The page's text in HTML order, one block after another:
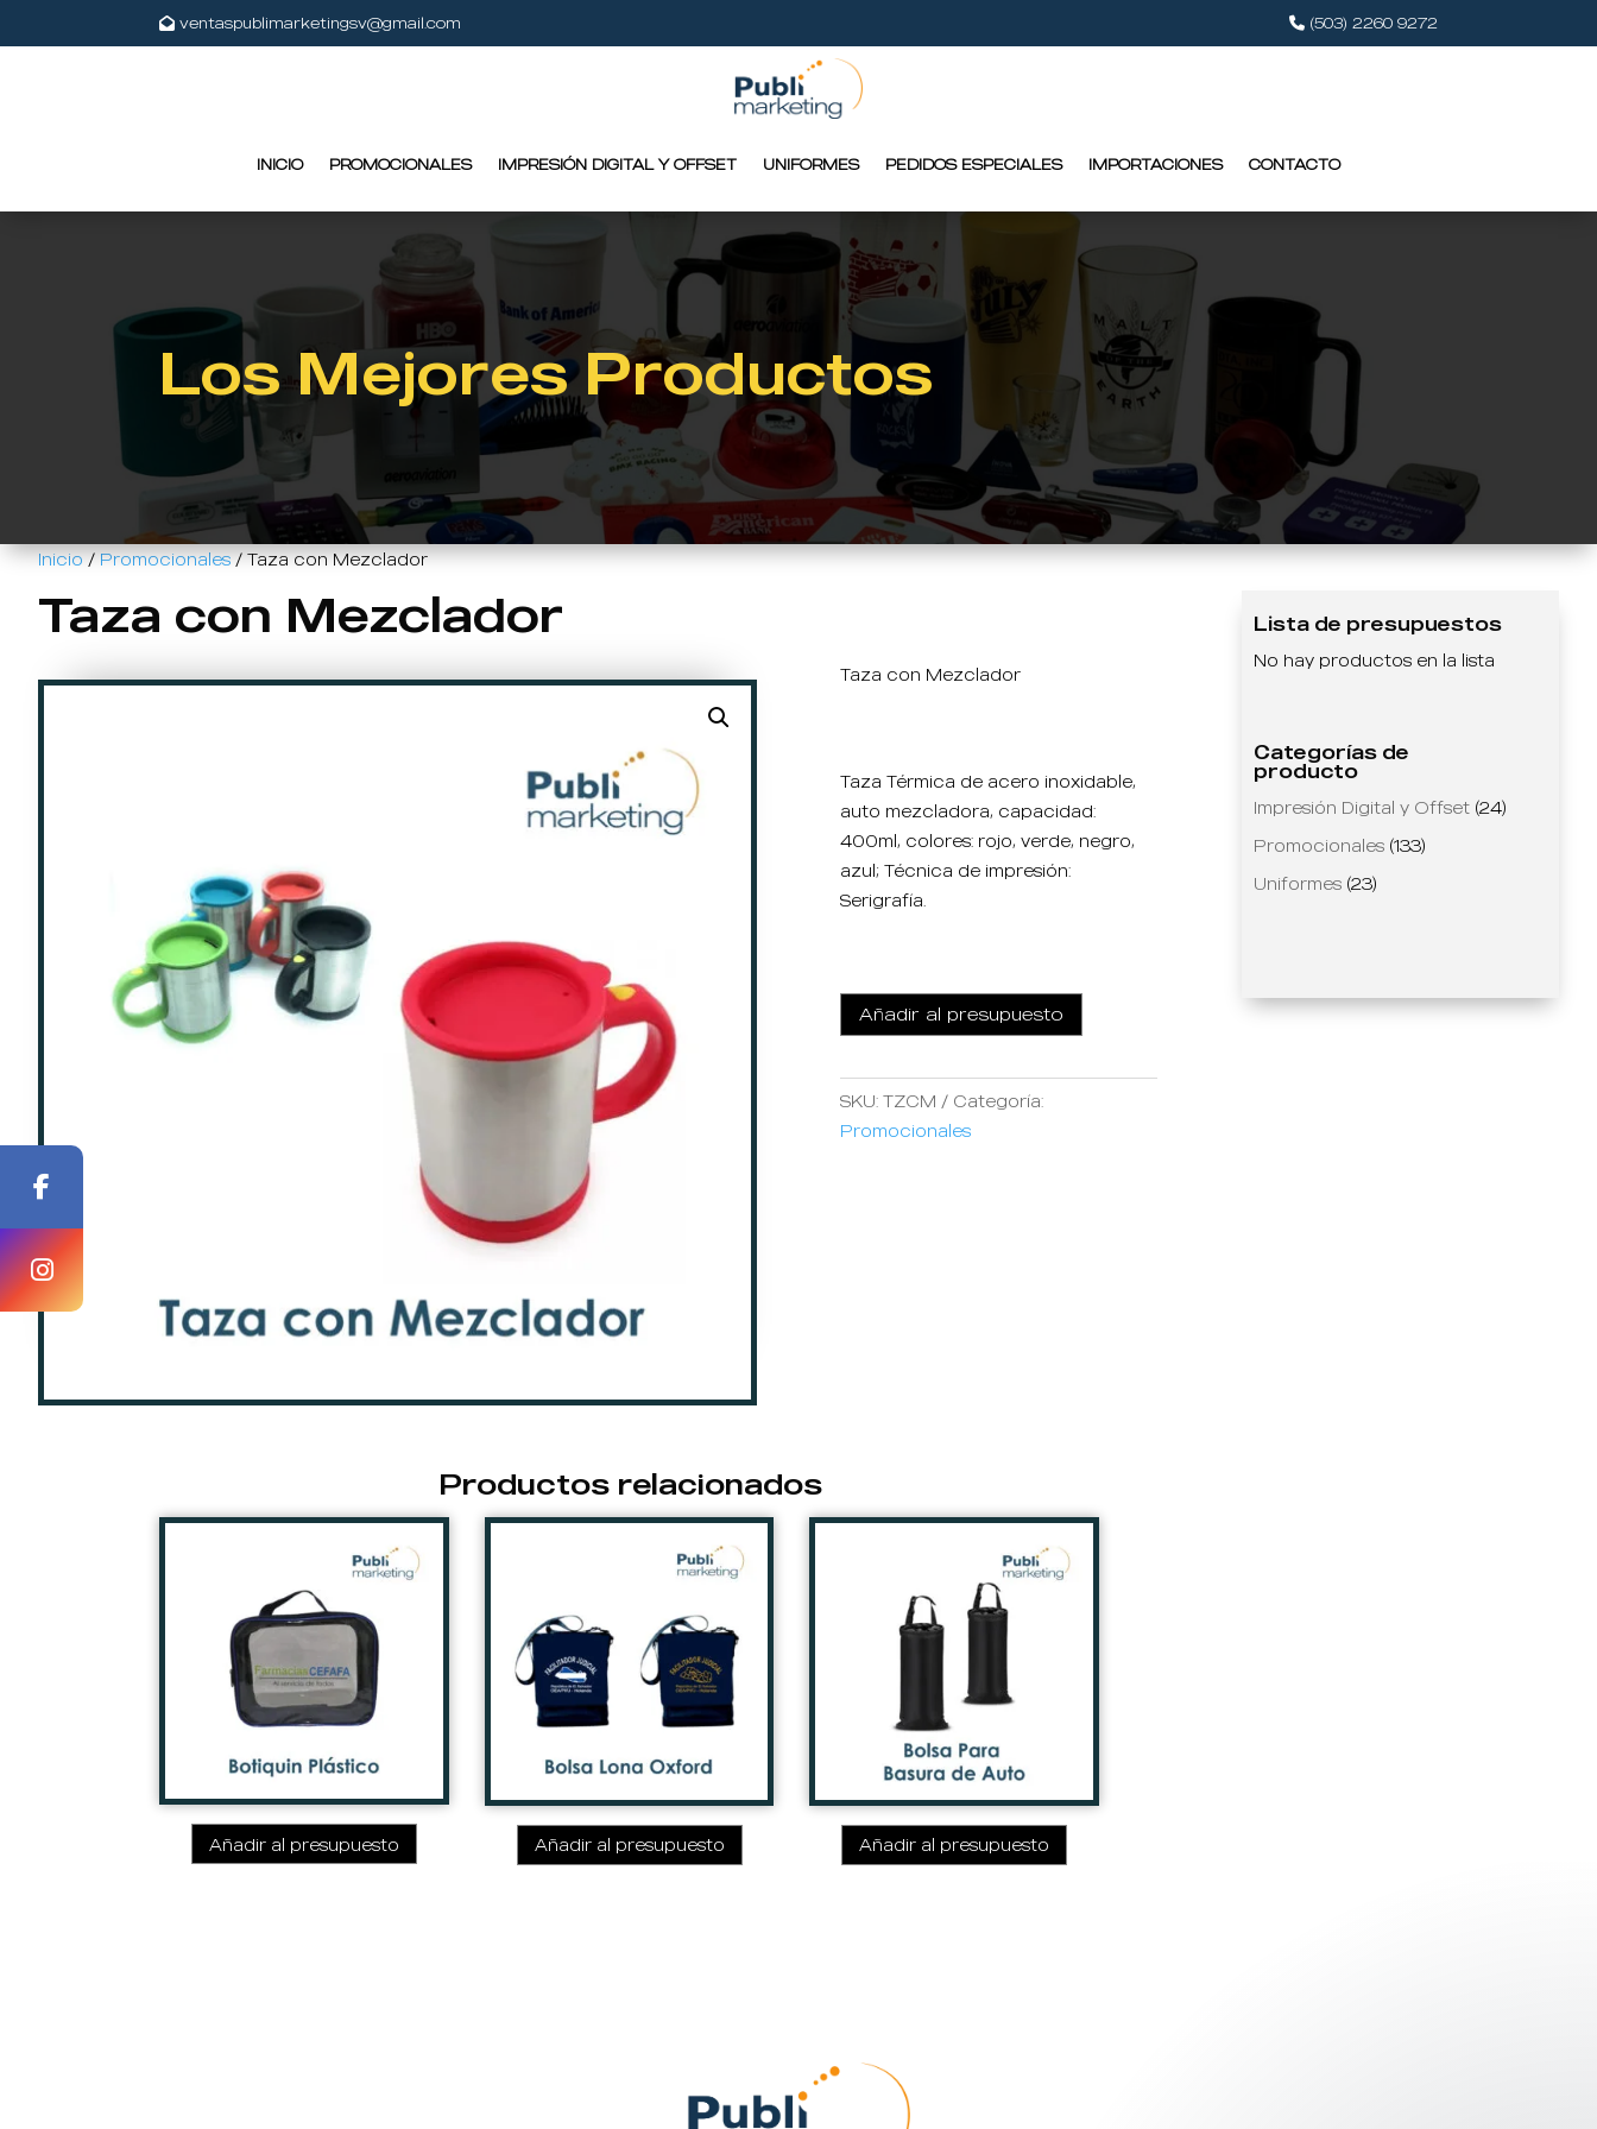
ventaspublimarketingsv@gmail.com (503) 2260 9272
INICIO PROMOCIONALES IMPRESIÓN DIGITAL Y OFFSET UNIFORMES PEDIDOS ESPECIALES IMPORTACIONES CONTACTO
Los Mejores Productos
Inicio/Promocionales/ Taza con Mezclador
Taza con Mezclador
Taza con Mezclador
Taza Térmica de acero inoxidable,
auto mezcladora, capacidad:
400ml, colores: rojo, verde, negro,
azul; Técnica de impresión:
Serigrafía.
Añadir al presupuesto
SKU:TZCM
Categoría:
Promocionales
Lista de presupuestos
No hay productos en la lista
Categorías de
producto
Impresión Digital y Offset (24)
Promocionales (133)
Uniformes (23)
Productos relacionados
Añadir al presupuesto Añadir al presupuesto Añadir al presupuesto